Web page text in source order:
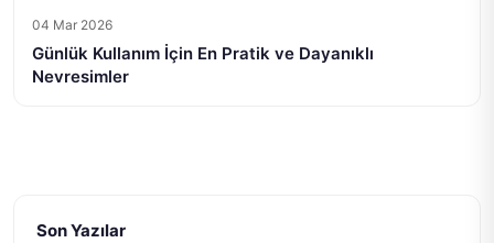
04 Mar 2026
Günlük Kullanım İçin En Pratik ve Dayanıklı
Nevresimler
Son Yazılar